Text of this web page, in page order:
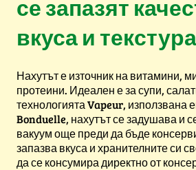
се запазят
вкуса и
Нахутът е източник на витамини,
протеини. Идеален е за супи,
технологията Vapeur, използвана
Bonduelle, нахутът се задушава и
вакуум още преди да бъде
запазва вкуса и хранителните си
да се консумира директно от